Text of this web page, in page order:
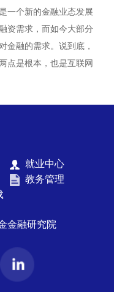
一个新的金融业态发展
资需求，而如今大部分
金融的需求。说到底，
点是根本，也是互联网
就业中心
教务管理
金融研究院